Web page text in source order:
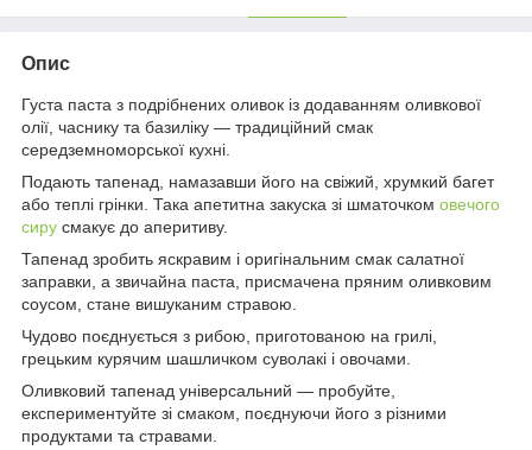
Опис
Густа паста з подрібнених оливок із додаванням оливкової
олії, часнику та базиліку — традиційний смак
середземноморської кухні.
Подають тапенад, намазавши його на свіжий, хрумкий багет
або теплі грінки. Така апетитна закуска зі шматочком овечого
сиру смакує до аперитиву.
Тапенад зробить яскравим і оригінальним смак салатної
заправки, а звичайна паста, присмачена пряним оливковим
соусом, стане вишуканим стравою.
Чудово поєднується з рибою, приготованою на грилі,
грецьким курячим шашличком суволакі і овочами.
Оливковий тапенад універсальний — пробуйте,
експериментуйте зі смаком, поєднуючи його з різними
продуктами та стравами.